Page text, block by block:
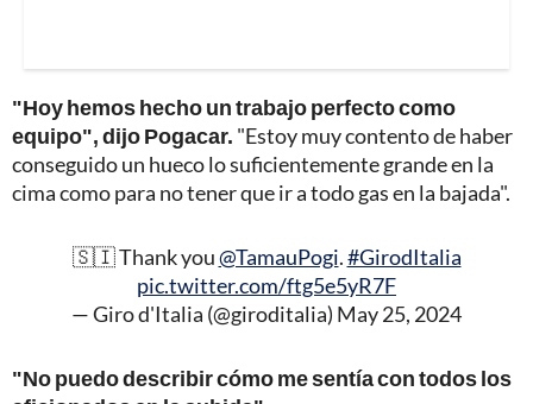
"Hoy hemos hecho un trabajo perfecto como
equipo", dijo Pogacar. "Estoy muy contento de haber
conseguido un hueco lo suficientemente grande en la
cima como para no tener que ir a todo gas en la bajada".
🇸🇮 Thank you@TamauPogi.#GirodItalia
pic.twitter.com/ftg5e5yR7F
— Giro d'Italia (@giroditalia) May 25, 2024
"No puedo describir cómo me sentía con todos los